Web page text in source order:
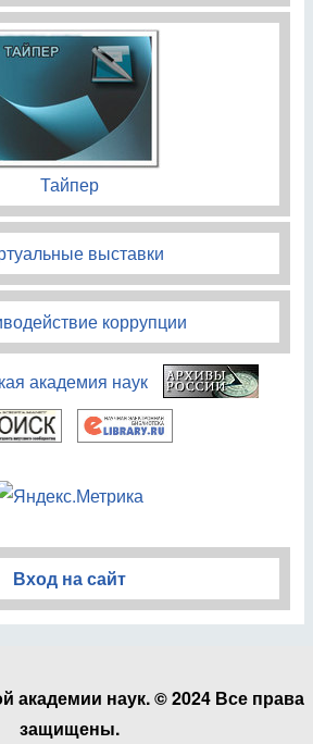
Тайпер
выставки
коррупции
Вход на сайт
академии наук. © 2024 Все права
защищены.